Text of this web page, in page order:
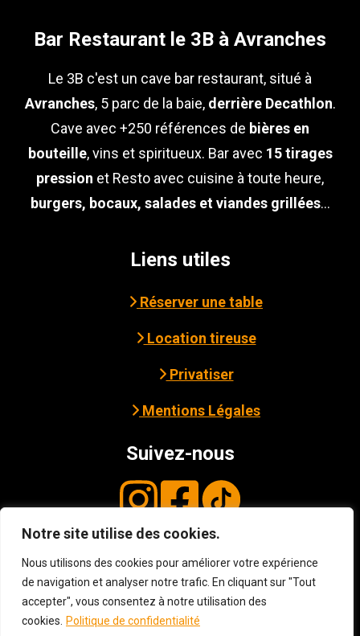
Notre site utilise des cookies.
Nous utilisons des cookies pour améliorer votre expérience
de navigation et analyser notre trafic. En cliquant sur "Tout
accepter", vous consentez à notre utilisation des
cookies.
Politique de confidentialité
Bar Restaurant le 3B à Avranches
Le 3B c'est un cave bar restaurant, situé à
Avranches, 5 parc de la baie, derrière Decathlon.
Cave avec +250 références de bières en
bouteille, vins et spiritueux. Bar avec 15 tirages
pression et Resto avec cuisine à toute heure,
burgers, bocaux, salades et viandes grillées...
Liens utiles
Réserver une table
Location tireuse
Privatiser
Mentions Légales
Suivez-nous
© Copyright 20263B - Cave Bar Resto à
Avranches. Tous droits réservés. Site web
développé parOsccart.Mentions légales et
Politique de confidentialité